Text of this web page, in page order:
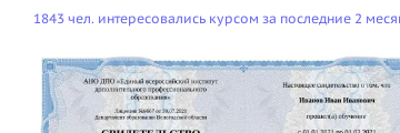
1843 чел. интересовались курсом за последние 2